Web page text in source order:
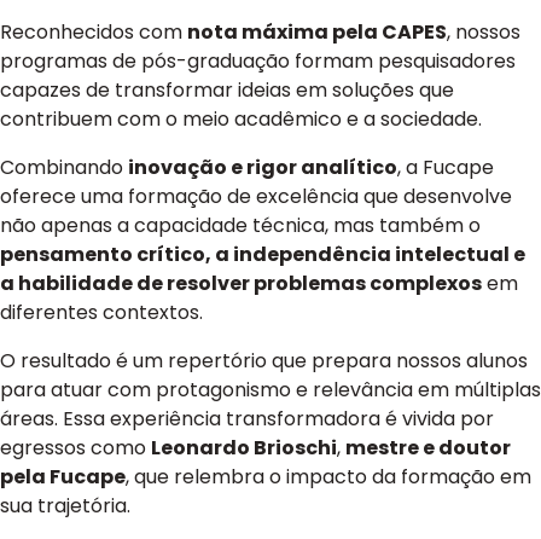
Reconhecidos com nota máxima pela CAPES, nossos
programas de pós-graduação formam pesquisadores
capazes de transformar ideias em soluções que
contribuem com o meio acadêmico e a sociedade.
Combinando inovação e rigor analítico, a Fucape
oferece uma formação de excelência que desenvolve
não apenas a capacidade técnica, mas também o
pensamento crítico, a independência intelectual e
a habilidade de resolver problemas complexosem
diferentes contextos.
O resultado é um repertório que prepara nossos alunos
para atuar com protagonismo e relevância em múltiplas
áreas. Essa experiência transformadora é vivida por
egressos como Leonardo Brioschi, mestre e doutor
pela Fucape, que relembra o impacto da formação em
sua trajetória.